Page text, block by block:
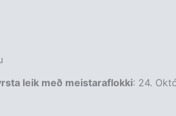
leik með meistaraflokki: 24.